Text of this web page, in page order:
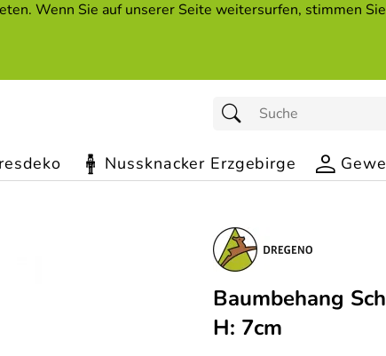
Wenn Sie auf unserer Seite weitersurfen, stimmen
Nussknacker Erzgebirge
Baumbehang
H: 7cm